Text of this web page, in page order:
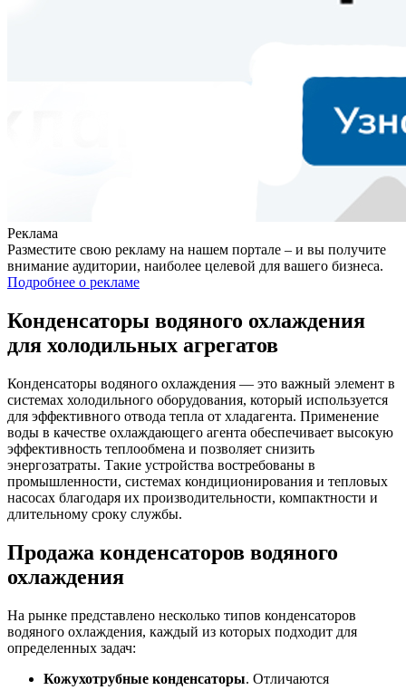
Реклама
Разместите свою рекламу на нашем портале – и вы получите
внимание аудитории, наиболее целевой для вашего бизнеса.
Подробнее о рекламе
Конденсаторы водяного охлаждения
для холодильных агрегатов
Конденсаторы водяного охлаждения — это важный элемент в
системах холодильного оборудования, который используется
для эффективного отвода тепла от хладагента. Применение
воды в качестве охлаждающего агента обеспечивает высокую
эффективность теплообмена и позволяет снизить
энергозатраты. Такие устройства востребованы в
промышленности, системах кондиционирования и тепловых
насосах благодаря их производительности, компактности и
длительному сроку службы.
Продажа конденсаторов водяного
охлаждения
На рынке представлено несколько типов конденсаторов
водяного охлаждения, каждый из которых подходит для
определенных задач:
Кожухотрубные конденсаторы. Отличаются